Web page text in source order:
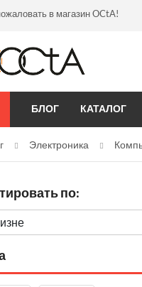
в магазин OCtA!
БЛОГ КАТАЛОГ
Электроника
по: